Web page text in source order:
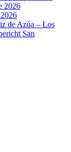
2026
de Azúa – Los
San